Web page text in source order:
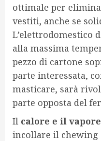
ottimale per
vestiti, anche se
L’elettrodomestico
alla massima
pezzo di cartone
parte interessata,
masticare, sarà
parte opposta del
Il calore e il vapore
incollare il chewing